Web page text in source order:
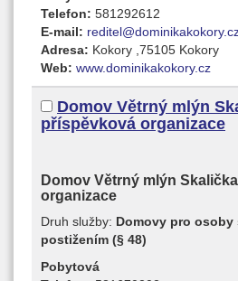
Telefon: 581292612
E-mail:
Adresa: Kokory ,75105 Kokory
Web: www.dominikakokory.cz
Domov Větrný mlýn
příspěvková organizace
Domov Větrný mlýn
organizace
Druh služby: Domovy pro osoby
postižením (§ 48)
Pobytová